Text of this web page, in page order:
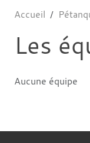
Accueil
Les
Aucune équipe